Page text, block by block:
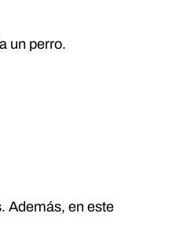
un perro.
Además, en este